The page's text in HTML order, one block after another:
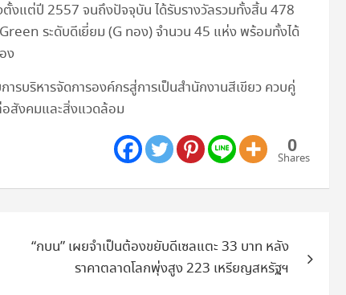
ตั้งแต่ปี 2557 จนถึงปัจจุบัน ได้รับรางวัลรวมทั้งสิ้น 478
ระดับดีเยี่ยม (G ทอง) จำนวน 45 แห่ง พร้อมทั้งได้
ง
รบริหารจัดการองค์กรสู่การเป็นสำนักงานสีเขียว ควบคู่
สังคมและสิ่งแวดล้อม
0
Shares
“กบน” เผยจำเป็นต้องขยับดีเซลแตะ 33 บาท หลัง
ราคาตลาดโลกพุ่งสูง 223 เหรียญสหรัฐฯ